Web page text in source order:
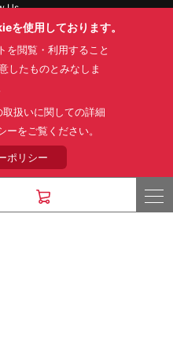
Us
サイトマップ
準契約条件書(PDF)
ALL RIGHTS RESERVED.
を使用しております。
を閲覧・利用すること
したものとみなしま
扱いに関しての詳細
ーをご覧ください。
ポリシー